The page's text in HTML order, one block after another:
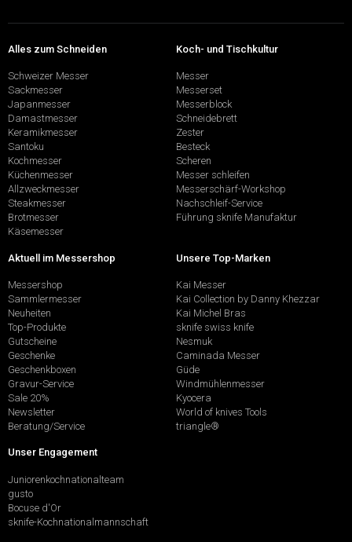
Alles zum Schneiden
Schweizer Messer
Sackmesser
Japanmesser
Damastmesser
Keramikmesser
Santoku
Kochmesser
Küchenmesser
Allzweckmesser
Steakmesser
Brotmesser
Käsemesser
Koch- und Tischkultur
Messer
Messerset
Messerblock
Schneidebrett
Zester
Besteck
Scheren
Messer schleifen
Messerschärf-Workshop
Nachschleif-Service
Führung sknife Manufaktur
Aktuell im Messershop
Messershop
Sammlermesser
Neuheiten
Top-Produkte
Gutscheine
Geschenke
Geschenkboxen
Gravur-Service
Sale 20%
Newsletter
Beratung/Service
Unsere Top-Marken
Kai Messer
Kai Collection by Danny Khezzar
Kai Michel Bras
sknife swiss knife
Nesmuk
Caminada Messer
Güde
Windmühlenmesser
Kyocera
World of knives Tools
triangle®
Unser Engagement
Juniorenkochnationalteam
gusto
Bocuse d'Or
sknife-Kochnationalmannschaft